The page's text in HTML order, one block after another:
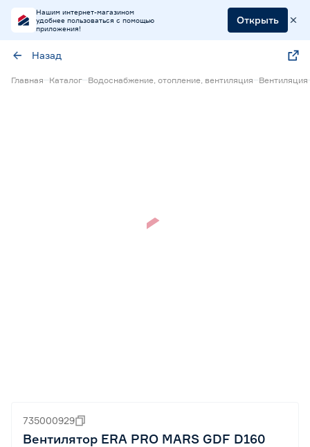
Нашим интернет-магазином
удобнее пользоваться с помощью
приложения!
Открыть
Назад
Главная Каталог Водоснабжение, отопление, вентиляция Вентиляция
735000929
Вентилятор ERA PRO MARS GDF D160